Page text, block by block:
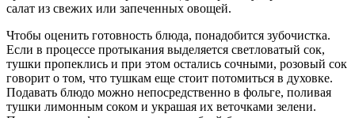
салат из свежих или запеченных овощей.
Чтобы оценить готовность блюда, понадобится зубочистка.
Если в процессе протыкания выделяется светловатый сок,
тушки пропеклись и при этом остались сочными, розовый сок
говорит о том, что тушкам еще стоит потомиться в духовке.
Подавать блюдо можно непосредственно в фольге, поливая
тушки лимонным соком и украшая их веточками зелени.